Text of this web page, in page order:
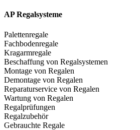
AP Regalsysteme
Palettenregale
Fachbodenregale
Kragarmregale
Beschaffung von Regalsystemen
Montage von Regalen
Demontage von Regalen
Reparaturservice von Regalen
Wartung von Regalen
Regalprüfungen
Regalzubehör
Gebrauchte Regale